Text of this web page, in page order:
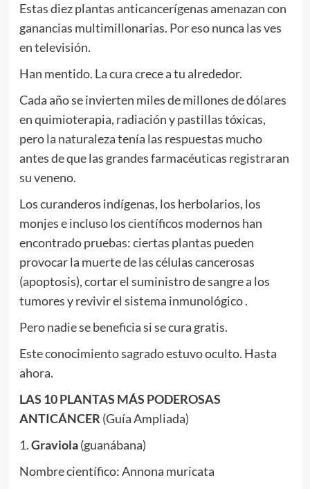
Estas diez plantas anticancerígenas amenazan con
ganancias multimillonarias. Por eso nunca las ves
en televisión.
Han mentido. La cura crece a tu alrededor.
Cada año se invierten miles de millones de dólares
en quimioterapia, radiación y pastillas tóxicas,
pero la naturaleza tenía las respuestas mucho
antes de que las grandes farmacéuticas registraran
su veneno.
Los curanderos indígenas, los herbolarios, los
monjes e incluso los científicos modernos han
encontrado pruebas: ciertas plantas pueden
provocar la muerte de las células cancerosas
(apoptosis), cortar el suministro de sangre a los
tumores y revivir el sistema inmunológico .
Pero nadie se beneficia si se cura gratis.
Este conocimiento sagrado estuvo oculto. Hasta
ahora.
LAS 10 PLANTAS MÁS PODEROSAS
ANTICÁNCER (Guía Ampliada)
1.Graviola(guanábana)
Nombre científico: Annona muricata